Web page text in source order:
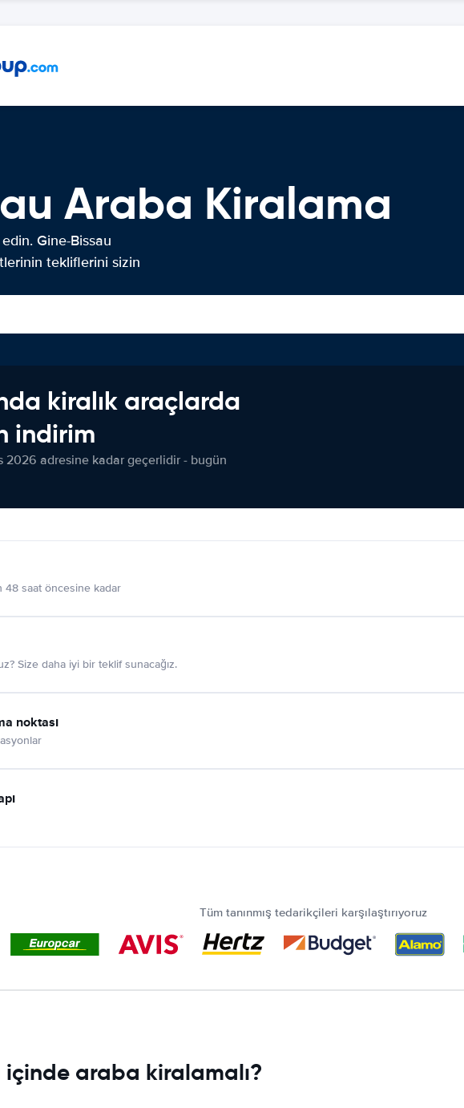
Araba Kiralama
Gine-Bissau
tekliflerini sizin
kiralık araçlarda
indirim
2026 adresine kadar geçerlidir - bugün
48 saat öncesine kadar
Size daha iyi bir teklif sunacağız.
noktası
Tüm tanınmış tedarikçileri karşılaştırıyoruz
araba kiralamalı?